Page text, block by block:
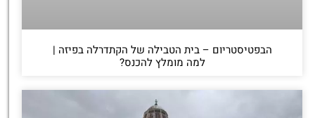
הבפטיסטריום – בית הטבילה של הקתדרלה בפיזה |
למה מומלץ להכנס?